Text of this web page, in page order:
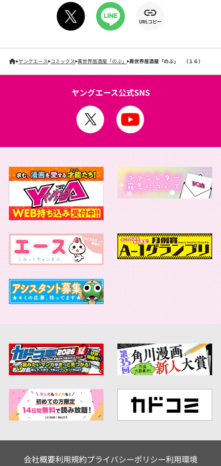
ヤングエース コミックス 異世界居酒屋「のぶ」 異世界居酒屋「のぶ」 （１６）
ヤングエース公式SNS
会社概要利用規約プライバシーポリシー利用環境